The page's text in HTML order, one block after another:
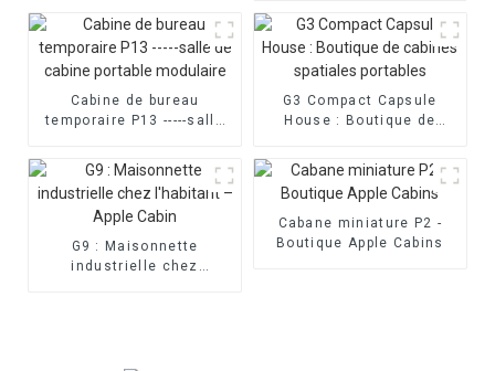
Cabine de bureau
temporaire P13 -----salle
modulaire
G3 Compact Capsule
House : Boutique de
portables
G9 : Maisonnette
industrielle chez
Cabane miniature P2 -
Boutique Apple Cabins